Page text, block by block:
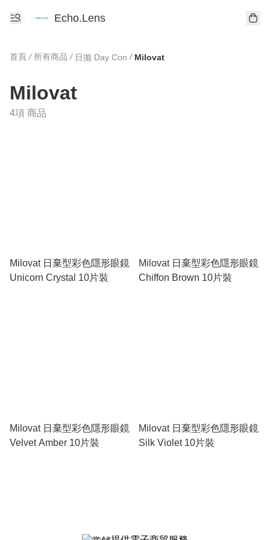
Echo.Lens
首頁 / 所有商品 / 日拋 Day Con / Milovat
Milovat
4項 商品
Milovat 日棄型彩色隱形眼鏡
Unicorn Crystal 10片裝
Milovat 日棄型彩色隱形眼鏡
Chiffon Brown 10片裝
Milovat 日棄型彩色隱形眼鏡
Velvet Amber 10片裝
Milovat 日棄型彩色隱形眼鏡
Silk Violet 10片裝